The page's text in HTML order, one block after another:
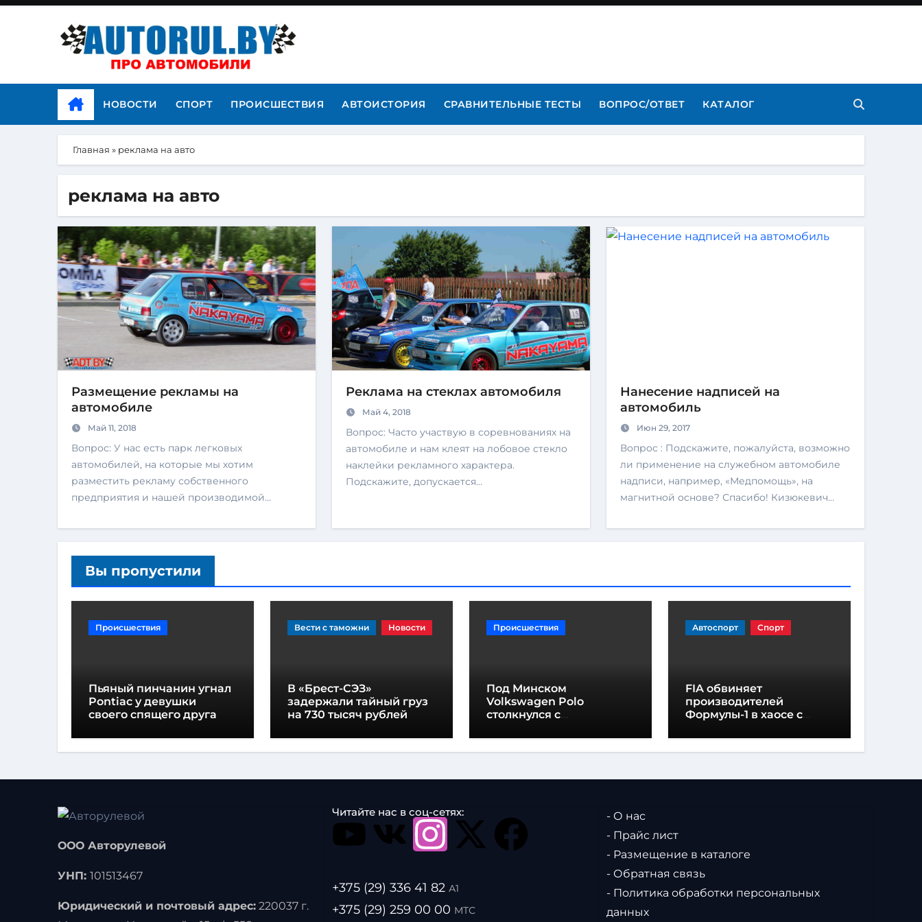
НОВОСТИ СПОРТ ПРОИСШЕСТВИЯ АВТОИСТОРИЯ СРАВНИТЕЛЬНЫЕ ТЕСТЫ ВОПРОС/ОТВЕТ КАТАЛОГ
Главная » реклама на авто
реклама на авто
Размещение рекламы на
автомобиле
Май 11, 2018
Вопрос: У нас есть парк легковых
автомобилей, на которые мы хотим
разместить рекламу собственного
предприятия и нашей производимой…
Реклама на стеклах автомобиля
Май 4, 2018
Вопрос: Часто участвую в соревнованиях на
автомобиле и нам клеят на лобовое стекло
наклейки рекламного характера.
Подскажите, допускается…
Нанесение надписей на
автомобиль
Июн 29, 2017
Вопрос : Подскажите, пожалуйста, возможно
ли применение на служебном автомобиле
надписи, например, «Медпомощь», на
магнитной основе? Спасибо! Кизюкевич…
Вы пропустили
Происшествия
Пьяный пинчанин угнал
Pontiac у девушки
своего спящего друга
Вести с таможни Новости
В «Брест-СЭЗ»
задержали тайный груз
на 730 тысяч рублей
Происшествия
Под Минском
Volkswagen Polo
столкнулся с
Автоспорт Спорт
FIA обвиняет
производителей
Формулы-1 в хаосе с
ООО Авторулевой
УНП: 101513467
Юридический и почтовый адрес: 220037 г.
Читайте нас в соц-сетях:
+375 (29) 336 41 82 А1
+375 (29) 259 00 00 МТС
- О нас
- Прайс лист
- Размещение в каталоге
- Обратная связь
- Политика обработки персональных
данных